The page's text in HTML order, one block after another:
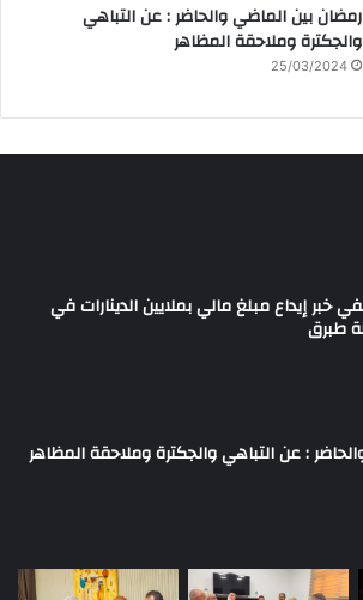
رمضان بين الماضي والحاضر : عن التباهي
والجكترة وملاحقة المظاهر
25/03/2024
خبر إيداع مبلغ مالي بملايين الدينارات في
طبرق
: عن التباهي والجكترة وملاحقة المظاهر